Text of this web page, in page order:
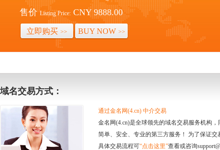
售价 Listing Price: CNY 9888.00
立即购买 >> BUY NOW >>
域名交易方式：
通过金名网(4.cn) 中介交易
金名网(4.cn)是全球领先的域名交易服务机构
简单、安全、专业的第三方服务！ 为了保证
具体交易流程可“点击这里”查看或咨询